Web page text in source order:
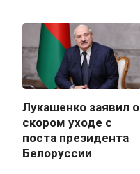
Лукашенко заявил о
скором уходе с
поста президента
Белоруссии